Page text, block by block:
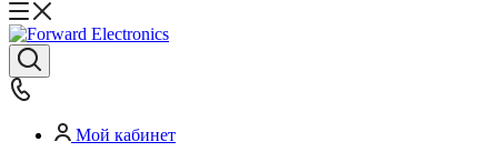
Мой кабинет